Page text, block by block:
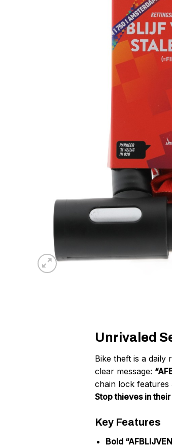
Unrivaled
Bike theft is a daily
clear message:
chain lock features
Stop thieves in
Key Features
Bold